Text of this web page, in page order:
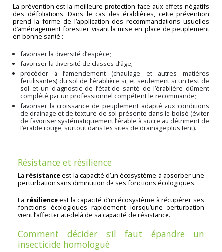
La prévention est la meilleure protection face aux effets négatifs
des défoliations. Dans le cas des érablières, cette prévention
prend la forme de l’application des recommandations usuelles
d’aménagement forestier visant la mise en place de peuplement
en bonne santé :
favoriser la diversité d’espèce;
favoriser la diversité de classes d’âge;
procéder à l’amendement (chaulage et autres matières
fertilisantes) du sol de l’érablière si, et seulement si un test de
sol et un diagnostic de l’état de santé de l’érablière dûment
complété par un professionnel compétent le recommande;
favoriser la croissance de peuplement adapté aux conditions
de drainage et de texture de sol présente dans le boisé (éviter
de favoriser systématiquement l’érable à sucre au détriment de
l’érable rouge, surtout dans les sites de drainage plus lent).
Résistance et résilience
La résistanceest la capacité d’un écosystème à absorber une
perturbation sans diminution de ses fonctions écologiques.
La résilienceest la capacité d’un écosystème à récupérer ses
fonctions écologiques rapidement lorsqu’une perturbation
vient l’affecter au-delà de sa capacité de résistance.
Comment décider s’il faut épandre un
insecticide homologué